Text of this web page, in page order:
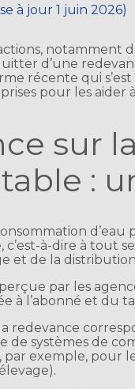
à jour 1 juin 2026)
notamment
d’une
récente qui
pour les
sur
:
c’est-à-dire à tout
et de la
par les
à l’abonné et du
redevance
de systèmes de
exemple, pour